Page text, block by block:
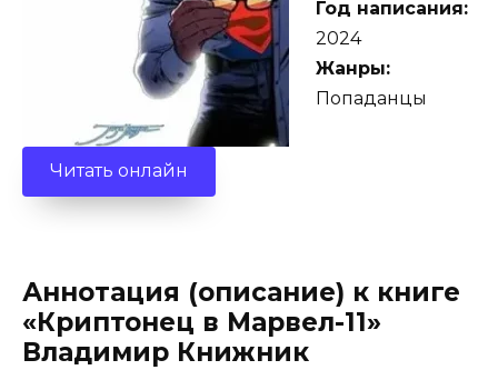
Год написания:
2024
Жанры:
Попаданцы
Читать онлайн
Аннотация (описание) к книге
«Криптонец в Марвел-11»
Владимир Книжник